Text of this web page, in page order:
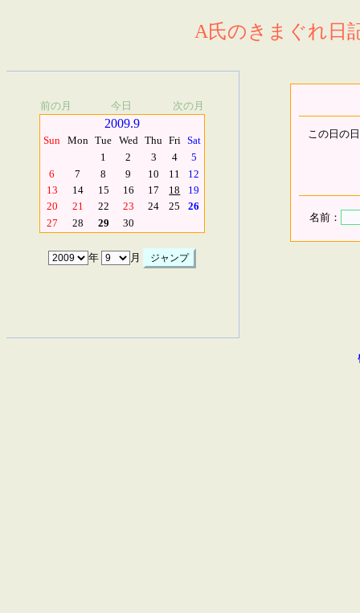
A氏のきまぐれ日
前の月 今日 次の月
2009.9
Sun Mon Tue Wed Thu Fri Sat
1
2 3 4
5
6
7 8 9 10 11
12
13
14 15 16 17 18
19
20
21 22 23 24 25
26
27
28 29 30
年 月
この日の
名前：